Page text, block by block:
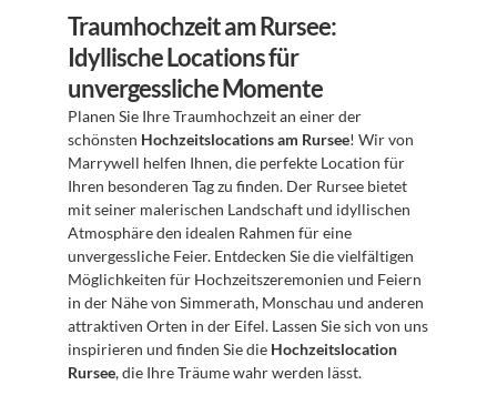
Traumhochzeit am Rursee:
Idyllische Locations für
unvergessliche Momente
Planen Sie Ihre Traumhochzeit an einer der
schönsten Hochzeitslocations am Rursee! Wir von
Marrywell helfen Ihnen, die perfekte Location für
Ihren besonderen Tag zu finden. Der Rursee bietet
mit seiner malerischen Landschaft und idyllischen
Atmosphäre den idealen Rahmen für eine
unvergessliche Feier. Entdecken Sie die vielfältigen
Möglichkeiten für Hochzeitszeremonien und Feiern
in der Nähe von Simmerath, Monschau und anderen
attraktiven Orten in der Eifel. Lassen Sie sich von uns
inspirieren und finden Sie die Hochzeitslocation
Rursee, die Ihre Träume wahr werden lässt.